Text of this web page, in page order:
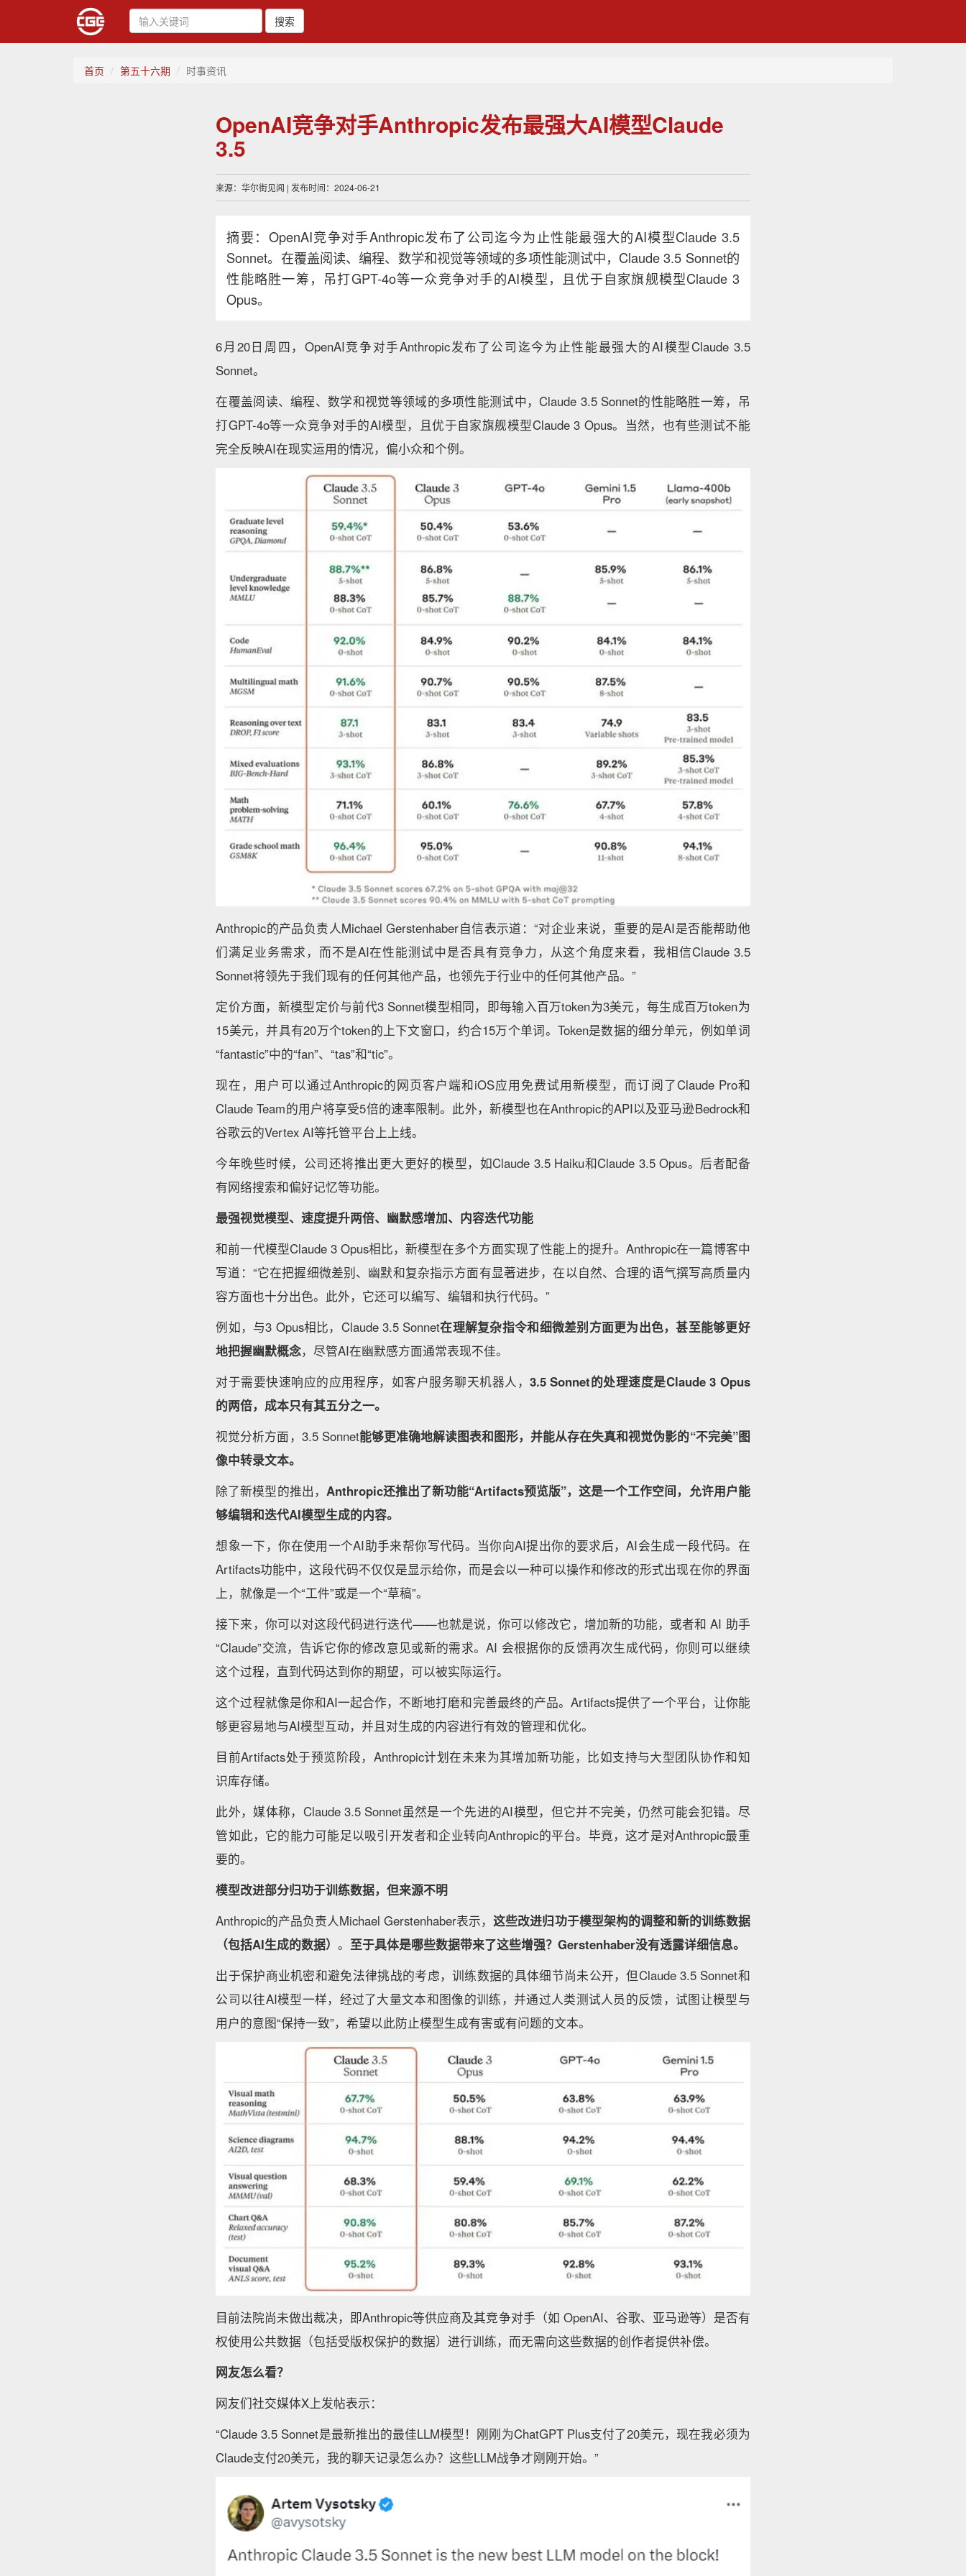
搜索
首页 第五十六期 时事资讯
OpenAI竞争对手Anthropic发布最强大AI模型Claude
3.5
来源：华尔街见闻 | 发布时间：2024-06-21
摘要：OpenAI竞争对手Anthropic发布了公司迄今为止性能最强大的AI模型Claude 3.5
Sonnet。在覆盖阅读、编程、数学和视觉等领域的多项性能测试中，Claude 3.5 Sonnet的
性能略胜一筹，吊打GPT-4o等一众竞争对手的AI模型，且优于自家旗舰模型Claude 3
Opus。
6月20日周四，OpenAI竞争对手Anthropic发布了公司迄今为止性能最强大的AI模型Claude 3.5
Sonnet。
在覆盖阅读、编程、数学和视觉等领域的多项性能测试中，Claude 3.5 Sonnet的性能略胜一筹，吊
打GPT-4o等一众竞争对手的AI模型，且优于自家旗舰模型Claude 3 Opus。当然，也有些测试不能
完全反映AI在现实运用的情况，偏小众和个例。
Anthropic的产品负责人Michael Gerstenhaber自信表示道：“对企业来说，重要的是AI是否能帮助他
们满足业务需求，而不是AI在性能测试中是否具有竞争力，从这个角度来看，我相信Claude 3.5
Sonnet将领先于我们现有的任何其他产品，也领先于行业中的任何其他产品。”
定价方面，新模型定价与前代3 Sonnet模型相同，即每输入百万token为3美元，每生成百万token为
15美元，并具有20万个token的上下文窗口，约合15万个单词。Token是数据的细分单元，例如单词
“fantastic”中的“fan”、“tas”和“tic”。
现在，用户可以通过Anthropic的网页客户端和iOS应用免费试用新模型，而订阅了Claude Pro和
Claude Team的用户将享受5倍的速率限制。此外，新模型也在Anthropic的API以及亚马逊Bedrock和
谷歌云的Vertex AI等托管平台上上线。
今年晚些时候，公司还将推出更大更好的模型，如Claude 3.5 Haiku和Claude 3.5 Opus。后者配备
有网络搜索和偏好记忆等功能。
最强视觉模型、速度提升两倍、幽默感增加、内容迭代功能
和前一代模型Claude 3 Opus相比，新模型在多个方面实现了性能上的提升。Anthropic在一篇博客中
写道：“它在把握细微差别、幽默和复杂指示方面有显著进步，在以自然、合理的语气撰写高质量内
容方面也十分出色。此外，它还可以编写、编辑和执行代码。”
例如，与3 Opus相比，Claude 3.5 Sonnet在理解复杂指令和细微差别方面更为出色，甚至能够更好
地把握幽默概念，尽管AI在幽默感方面通常表现不佳。
对于需要快速响应的应用程序，如客户服务聊天机器人， 3.5 Sonnet的处理速度是Claude 3 Opus
的两倍，成本只有其五分之一。
视觉分析方面，3.5 Sonnet能够更准确地解读图表和图形，并能从存在失真和视觉伪影的“不完美”图
像中转录文本。
除了新模型的推出， Anthropic还推出了新功能“Artifacts预览版”，这是一个工作空间，允许用户能
够编辑和迭代AI模型生成的内容。
想象一下，你在使用一个AI助手来帮你写代码。当你向AI提出你的要求后，AI会生成一段代码。在
Artifacts功能中，这段代码不仅仅是显示给你，而是会以一种可以操作和修改的形式出现在你的界面
上，就像是一个“工件”或是一个“草稿”。
接下来，你可以对这段代码进行迭代——也就是说，你可以修改它，增加新的功能，或者和 AI 助手
“Claude”交流，告诉它你的修改意见或新的需求。AI 会根据你的反馈再次生成代码，你则可以继续
这个过程，直到代码达到你的期望，可以被实际运行。
这个过程就像是你和AI一起合作，不断地打磨和完善最终的产品。Artifacts提供了一个平台，让你能
够更容易地与AI模型互动，并且对生成的内容进行有效的管理和优化。
目前Artifacts处于预览阶段，Anthropic计划在未来为其增加新功能，比如支持与大型团队协作和知
识库存储。
此外，媒体称，Claude 3.5 Sonnet虽然是一个先进的AI模型，但它并不完美，仍然可能会犯错。尽
管如此，它的能力可能足以吸引开发者和企业转向Anthropic的平台。毕竟，这才是对Anthropic最重
要的。
模型改进部分归功于训练数据，但来源不明
Anthropic的产品负责人Michael Gerstenhaber表示，这些改进归功于模型架构的调整和新的训练数据
（包括AI生成的数据）。 至于具体是哪些数据带来了这些增强？Gerstenhaber没有透露详细信息。
出于保护商业机密和避免法律挑战的考虑，训练数据的具体细节尚未公开，但Claude 3.5 Sonnet和
公司以往AI模型一样，经过了大量文本和图像的训练，并通过人类测试人员的反馈，试图让模型与
用户的意图“保持一致”，希望以此防止模型生成有害或有问题的文本。
目前法院尚未做出裁决，即Anthropic等供应商及其竞争对手（如 OpenAI、谷歌、亚马逊等）是否有
权使用公共数据（包括受版权保护的数据）进行训练，而无需向这些数据的创作者提供补偿。
网友怎么看？
网友们社交媒体X上发帖表示：
“Claude 3.5 Sonnet是最新推出的最佳LLM模型！刚刚为ChatGPT Plus支付了20美元，现在我必须为
Claude支付20美元，我的聊天记录怎么办？这些LLM战争才刚刚开始。”